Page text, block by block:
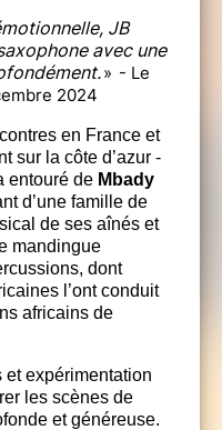
JB
avec une
» - Le
2024
en France et
sur la côte d’azur -
entouré de Mbady
d’une famille de
de ses aînés et
mandingue
dont
l’ont conduit
africains de
et expérimentation
les scènes de
et généreuse.